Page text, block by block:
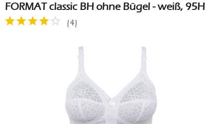
FORMAT classic BH ohne Bügel - weiß, 95H
(4)